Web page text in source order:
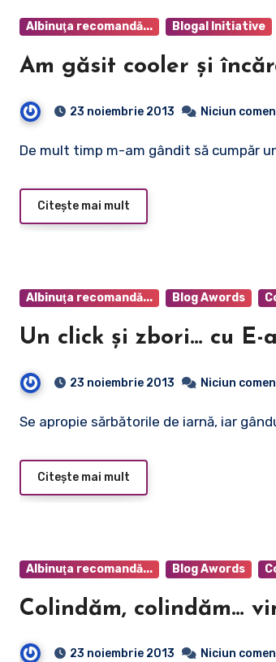
Albinuţa recomandă... Blogal Initiative
Am găsit cooler şi
23 noiembrie 2013 Niciun
De mult timp m-am gândit să cumpăr
Citește mai mult
Albinuţa recomandă... Blog Awords
Un click şi zbori… cu E-
23 noiembrie 2013 Niciun
Se apropie sărbătorile de iarnă, iar
Citește mai mult
Albinuţa recomandă... Blog Awords
Colindăm, colindăm…
23 noiembrie 2013 Niciun